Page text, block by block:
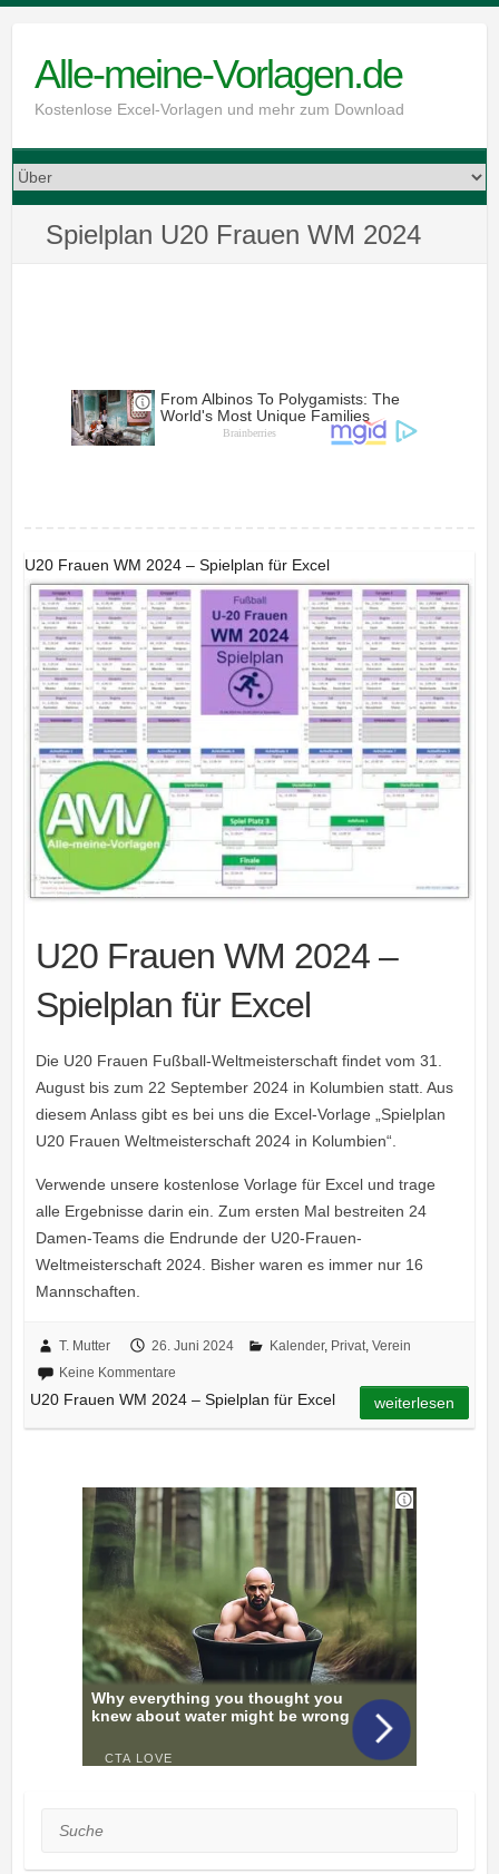
contentAlle-meine-Vorlagen.de
Kostenlose Excel-Vorlagen und mehr zum Download
Spielplan U20 Frauen WM 2024
U20 Frauen WM 2024 – Spielplan für Excel
U20 Frauen WM 2024 –
Spielplan für Excel
Die U20 Frauen Fußball-Weltmeisterschaft findet vom 31.
August bis zum 22 September 2024 in Kolumbien statt. Aus
diesem Anlass gibt es bei uns die Excel-Vorlage „Spielplan
U20 Frauen Weltmeisterschaft 2024 in Kolumbien“.
Verwende unsere kostenlose Vorlage für Excel und trage
alle Ergebnisse darin ein. Zum ersten Mal bestreiten 24
Damen-Teams die Endrunde der U20-Frauen-
Weltmeisterschaft 2024. Bisher waren es immer nur 16
Mannschaften.
T. Mutter 26. Juni 2024 Kalender, Privat, Verein
Keine Kommentare
U20 Frauen WM 2024 – Spielplan für Excel weiterlesen
Suche